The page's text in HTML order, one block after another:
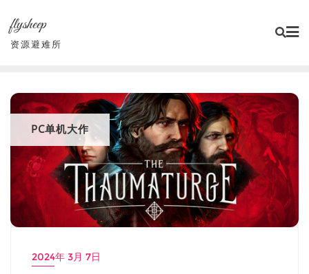
content
flysheep
资源避难所
PC单机大作
2024年 3月 7日